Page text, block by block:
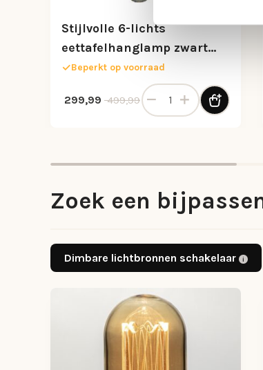
Stijlvolle 6-lichts
eettafelhanglamp zwart
met smoke glas
Beperkt op voorraad
499,99
Oorspronkelijke prijs was: 499,99.
299,99
Huidige prijs is: 299,99.
Stijlvolle 6-lichts
Zoek een
Dimbare lichtbronnen schakelaar